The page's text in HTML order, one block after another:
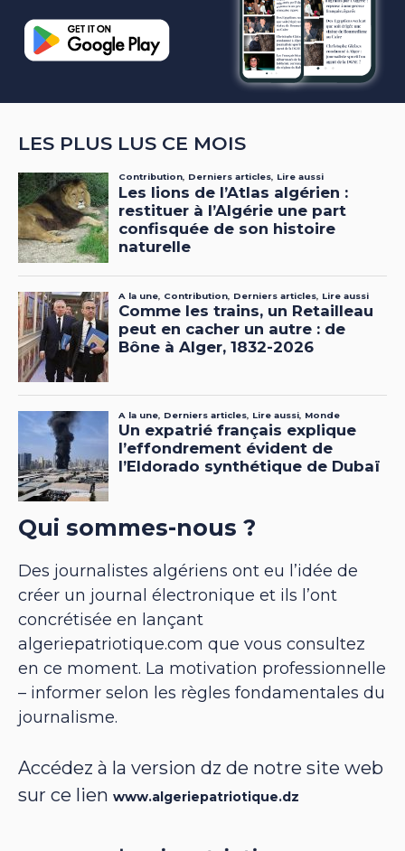
LES PLUS LUS CE MOIS
Qui sommes-nous ?
Des journalistes algériens ont eu l’idée de
créer un journal électronique et ils l’ont
concrétisée en lançant
algeriepatriotique.com que vous consultez
en ce moment. La motivation professionnelle
– informer selon les règles fondamentales du
journalisme.
Accédez à la version dz de notre site web
sur ce lien www.algeriepatriotique.dz